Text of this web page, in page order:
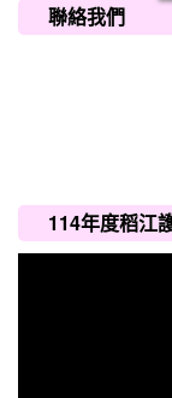
聯絡我們
114年度稻江